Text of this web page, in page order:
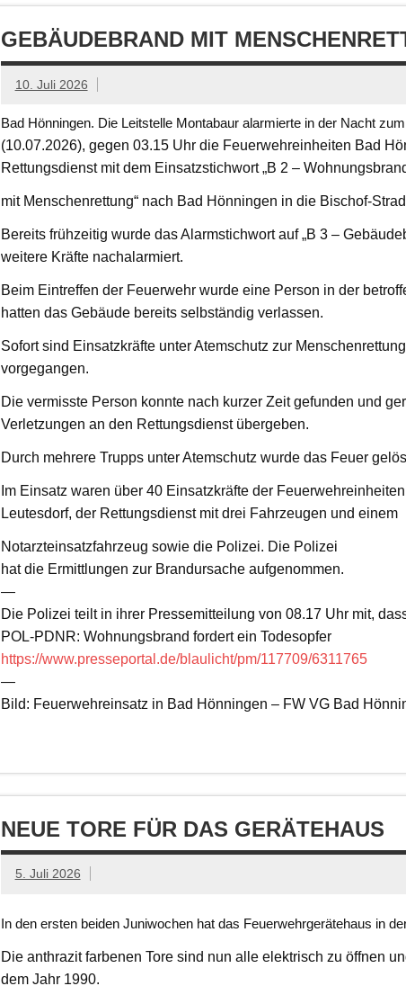
GEBÄUDEBRAND MIT
10. Juli 2026
Bad Hönningen. Die Leitstelle Montabaur alarmierte in der Nacht
(10.07.2026), gegen 03.15 Uhr die Feuerwehreinheiten Bad
Rettungsdienst mit dem Einsatzstichwort „B 2 –
mit Menschenrettung“ nach Bad Hönningen in die Bischof-
Bereits frühzeitig wurde das Alarmstichwort auf „B 3 –
weitere Kräfte nachalarmiert.
Beim Eintreffen der Feuerwehr wurde eine Person in der
hatten das Gebäude bereits selbständig verlassen.
Sofort sind Einsatzkräfte unter Atemschutz zur
vorgegangen.
Die vermisste Person konnte nach kurzer Zeit gefunden und
Verletzungen an den Rettungsdienst übergeben.
Durch mehrere Trupps unter Atemschutz wurde das Feuer
Im Einsatz waren über 40 Einsatzkräfte der
Leutesdorf, der Rettungsdienst mit drei Fahrzeugen und einem
Notarzteinsatzfahrzeug sowie die Polizei. Die Polizei
hat die Ermittlungen zur Brandursache aufgenommen.
—
Die Polizei teilt in ihrer Pressemitteilung von 08.17 Uhr mit,
POL-PDNR: Wohnungsbrand fordert ein Todesopfer
https://www.presseportal.de/blaulicht/pm/117709/6311765
—
Bild: Feuerwehreinsatz in Bad Hönningen – FW VG Bad
NEUE TORE FÜR DAS GERÄTEHAUS
5. Juli 2026
In den ersten beiden Juniwochen hat das Feuerwehrgerätehaus in
Die anthrazit farbenen Tore sind nun alle elektrisch zu öffnen
dem Jahr 1990.